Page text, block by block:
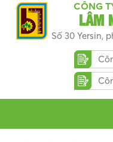
CÔNG
LÂM
Số 30 Yersin,